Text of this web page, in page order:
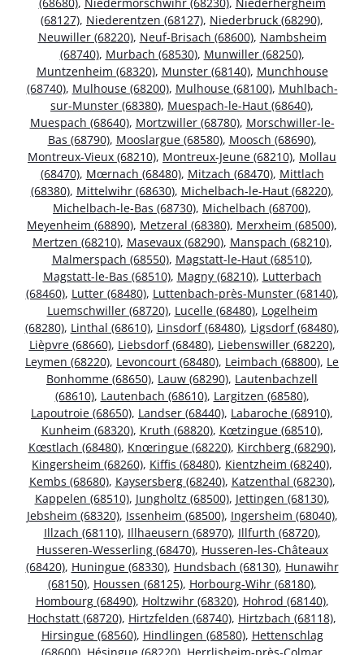
(68127), Niederentzen (68127), Niederbruck (68290),
Neuwiller (68220), Neuf-Brisach (68600), Nambsheim
(68740), Murbach (68530), Munwiller (68250),
Muntzenheim (68320), Munster (68140), Munchhouse
(68740), Mulhouse (68200), Mulhouse (68100), Muhlbach-
sur-Munster (68380), Muespach-le-Haut (68640),
Muespach (68640), Mortzwiller (68780), Morschwiller-le-
Bas (68790), Mooslargue (68580), Moosch (68690),
Montreux-Vieux (68210), Montreux-Jeune (68210), Mollau
(68470), Mœrnach (68480), Mitzach (68470), Mittlach
(68380), Mittelwihr (68630), Michelbach-le-Haut (68220),
Michelbach-le-Bas (68730), Michelbach (68700),
Meyenheim (68890), Metzeral (68380), Merxheim (68500),
Mertzen (68210), Masevaux (68290), Manspach (68210),
Malmerspach (68550), Magstatt-le-Haut (68510),
Magstatt-le-Bas (68510), Magny (68210), Lutterbach
(68460), Lutter (68480), Luttenbach-près-Munster (68140),
Luemschwiller (68720), Lucelle (68480), Logelheim
(68280), Linthal (68610), Linsdorf (68480), Ligsdorf (68480),
Lièpvre (68660), Liebsdorf (68480), Liebenswiller (68220),
Leymen (68220), Levoncourt (68480), Leimbach (68800), Le
Bonhomme (68650), Lauw (68290), Lautenbachzell
(68610), Lautenbach (68610), Largitzen (68580),
Lapoutroie (68650), Landser (68440), Labaroche (68910),
Kunheim (68320), Kruth (68820), Kœtzingue (68510),
Kœstlach (68480), Knœringue (68220), Kirchberg (68290),
Kingersheim (68260), Kiffis (68480), Kientzheim (68240),
Kembs (68680), Kaysersberg (68240), Katzenthal (68230),
Kappelen (68510), Jungholtz (68500), Jettingen (68130),
Jebsheim (68320), Issenheim (68500), Ingersheim (68040),
Illzach (68110), Illhaeusern (68970), Illfurth (68720),
Husseren-Wesserling (68470), Husseren-les-Châteaux
(68420), Huningue (68330), Hundsbach (68130), Hunawihr
(68150), Houssen (68125), Horbourg-Wihr (68180),
Hombourg (68490), Holtzwihr (68320), Hohrod (68140),
Hochstatt (68720), Hirtzfelden (68740), Hirtzbach (68118),
Hirsingue (68560), Hindlingen (68580), Hettenschlag
(68600), Hésingue (68220), Herrlisheim-près-Colmar